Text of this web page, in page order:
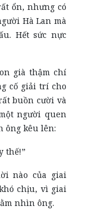
ổn, nhưng có
Hà Lan mà
Hết sức nực
già thậm chí
cố giải trí cho
buồn cười và
người quen
ông kêu lên:
thế!”
nào của giai
chịu, vì giai
nhìn ông.